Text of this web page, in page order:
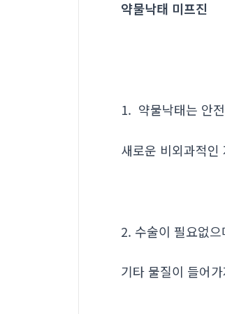
약물낙태 미프진
1. 약물낙태는 안
새로운 비외과적
2. 수술이 필요없
기타 물질이 들어